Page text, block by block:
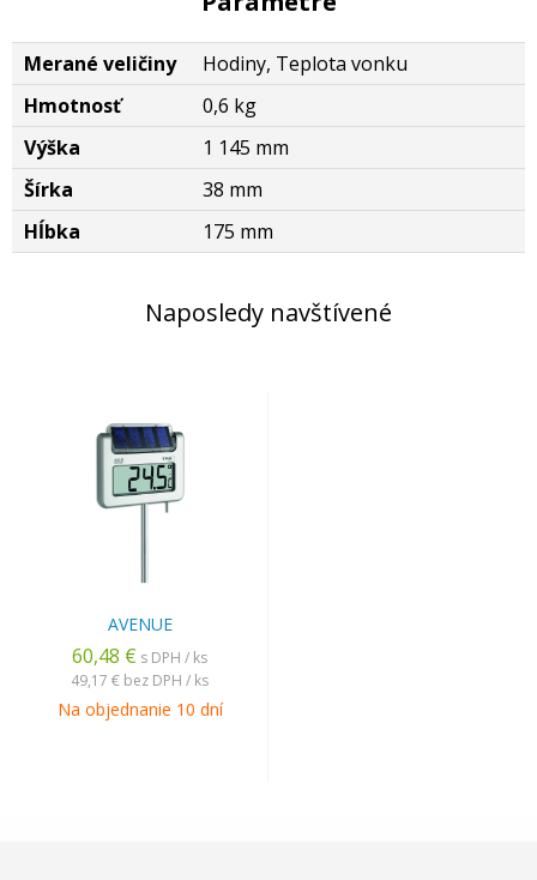
Merané veličiny
Hodiny, Teplota vonku
Hmotnosť
0,6 kg
Výška
1 145 mm
Šírka
38 mm
Hĺbka
175 mm
Naposledy navštívené
AVENUE
60,48 € s DPH / ks
49,17 € bez DPH / ks
Na objednanie 10 dní